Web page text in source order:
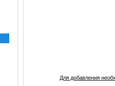
Для добавления